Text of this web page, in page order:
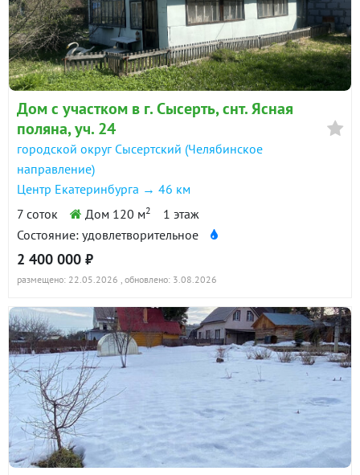
Дом с участком в г. Сысерть, снт. Ясная
поляна, уч. 24
городской округ Сысертский (Челябинское
направление)
Центр Екатеринбурга → 46 км
7 соток
Дом 120 м2
1 этаж
Состояние: удовлетворительное
2 400 000 ₽
размещено: 22.05.2026 , обновлено: 3.08.2026